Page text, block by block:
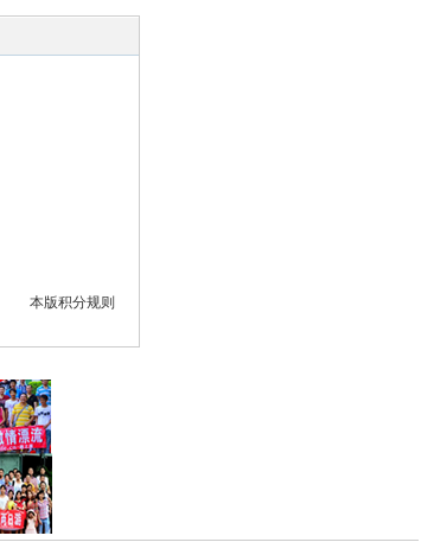
本版积分规则